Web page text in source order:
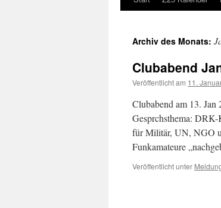
Archiv des Monats:
Clubabend
Veröffentlicht am 11.
Clubabend am 13.
Gesprchsthema:
für Militär, UN, NGO
Funkamateure
Veröffentlicht unter